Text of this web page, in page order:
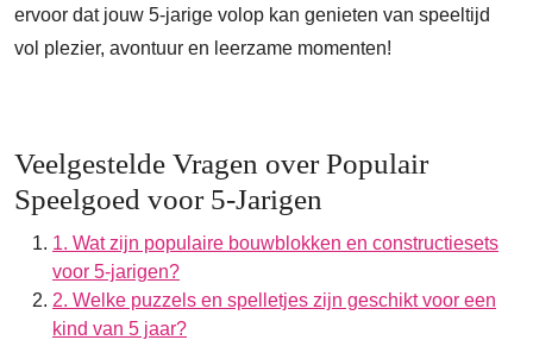
ervoor dat jouw 5-jarige volop kan genieten van speeltijd
vol plezier, avontuur en leerzame momenten!
Veelgestelde Vragen over Populair
Speelgoed voor 5-Jarigen
1. Wat zijn populaire bouwblokken en constructiesets
voor 5-jarigen?
2. Welke puzzels en spelletjes zijn geschikt voor een
kind van 5 jaar?